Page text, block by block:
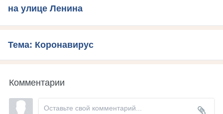
на улице Ленина
Тема: Коронавирус
Комментарии